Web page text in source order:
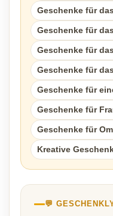
Geschenke für
Geschenke für
Geschenke für
Geschenke für
Geschenke für
Geschenke für
Geschenke für
Kreative
💬